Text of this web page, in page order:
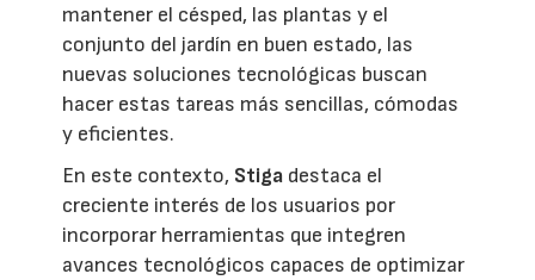
mantener el césped, las plantas y el
conjunto del jardín en buen estado, las
nuevas soluciones tecnológicas buscan
hacer estas tareas más sencillas, cómodas
y eficientes.
En este contexto, Stiga destaca el
creciente interés de los usuarios por
incorporar herramientas que integren
avances tecnológicos capaces de optimizar